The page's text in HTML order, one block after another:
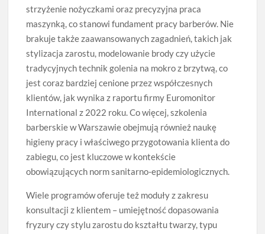
strzyżenie nożyczkami oraz precyzyjna praca
maszynką, co stanowi fundament pracy barberów. Nie
brakuje także zaawansowanych zagadnień, takich jak
stylizacja zarostu, modelowanie brody czy użycie
tradycyjnych technik golenia na mokro z brzytwą, co
jest coraz bardziej cenione przez współczesnych
klientów, jak wynika z raportu firmy Euromonitor
International z 2022 roku. Co więcej, szkolenia
barberskie w Warszawie obejmują również naukę
higieny pracy i właściwego przygotowania klienta do
zabiegu, co jest kluczowe w kontekście
obowiązujących norm sanitarno-epidemiologicznych.
Wiele programów oferuje też moduły z zakresu
konsultacji z klientem – umiejętność dopasowania
fryzury czy stylu zarostu do kształtu twarzy, typu